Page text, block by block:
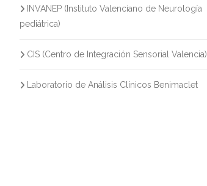
INVANEP (Instituto Valenciano de Neurología
pediátrica)
CIS (Centro de Integración Sensorial Valencia)
Laboratorio de Análisis Clínicos Benimaclet